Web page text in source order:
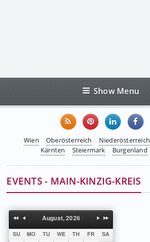
Show Menu
Wien Oberösterreich Niederösterreich
Kärnten
Steiermark Burgenland
EVENTS - MAIN-KINZIG-KREIS
August, 2026
SU MO TU WE TH FR SA